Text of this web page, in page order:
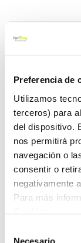
Preferencia de
Utilizamos
terceros) para
del dispositivo.
nos permitirá
navegación o
consentir o
negativamente
Para más
Click&Collect -
en nuestras